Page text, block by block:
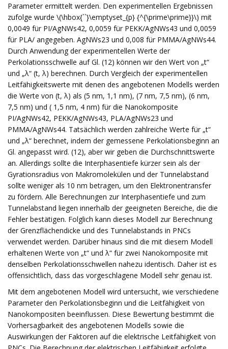
Parameter ermittelt werden. Den experimentellen Ergebnissen
zufolge wurde \(\hbox{``}\emptyset_{p} {^{\prime\prime}}\) mit
0,0049 für PI/AgNWs42, 0,0059 für PEKK/AgNWs43 und 0,0059
für PLA/ angegeben. AgNWs23 und 0,008 für PMMA/AgNWs44.
Durch Anwendung der experimentellen Werte der
Perkolationsschwelle auf Gl. (12) können wir den Wert von „t“
und „λ“ (t, λ) berechnen. Durch Vergleich der experimentellen
Leitfähigkeitswerte mit denen des angebotenen Modells werden
die Werte von (t, λ) als (5 nm, 1,1 nm), (7 nm, 7,5 nm), (6 nm,
7,5 nm) und ( 1,5 nm, 4 nm) für die Nanokomposite
PI/AgNWs42, PEKK/AgNWs43, PLA/AgNWs23 und
PMMA/AgNWs44. Tatsächlich werden zahlreiche Werte für „t“
und „λ“ berechnet, indem der gemessene Perkolationsbeginn an
Gl. angepasst wird. (12), aber wir geben die Durchschnittswerte
an. Allerdings sollte die Interphasentiefe kürzer sein als der
Gyrationsradius von Makromolekülen und der Tunnelabstand
sollte weniger als 10 nm betragen, um den Elektronentransfer
zu fördern. Alle Berechnungen zur Interphasentiefe und zum
Tunnelabstand liegen innerhalb der geeigneten Bereiche, die die
Fehler bestätigen. Folglich kann dieses Modell zur Berechnung
der Grenzflächendicke und des Tunnelabstands in PNCs
verwendet werden. Darüber hinaus sind die mit diesem Modell
erhaltenen Werte von „t“ und λ“ für zwei Nanokomposite mit
denselben Perkolationsschwellen nahezu identisch. Daher ist es
offensichtlich, dass das vorgeschlagene Modell sehr genau ist.
Mit dem angebotenen Modell wird untersucht, wie verschiedene
Parameter den Perkolationsbeginn und die Leitfähigkeit von
Nanokompositen beeinflussen. Diese Bewertung bestimmt die
Vorhersagbarkeit des angebotenen Modells sowie die
Auswirkungen der Faktoren auf die elektrische Leitfähigkeit von